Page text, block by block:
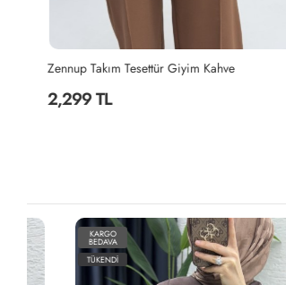
Zennup Takım Tesettür Giyim Kahve
2,299 TL